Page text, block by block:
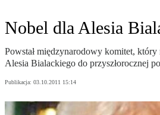
Nobel dla Alesia
Powstał międzynarodowy komitet,
Alesia Bialackiego do przyszłorocznej
Publikacja: 03.10.2011 15:14